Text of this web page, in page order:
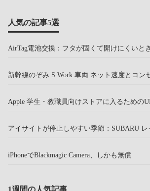
人気の記事5選
AirTag電池交換：フタが固くて開けにくいとき
新幹線のぞみ S Work 車両 ネット速度とコン
Apple 学生・教職員向けストアに入るための
アイサイトが停止しやすい季節：SUBARU レ
iPhoneでBlackmagic Camera、しかも無償
1週間の人気記事